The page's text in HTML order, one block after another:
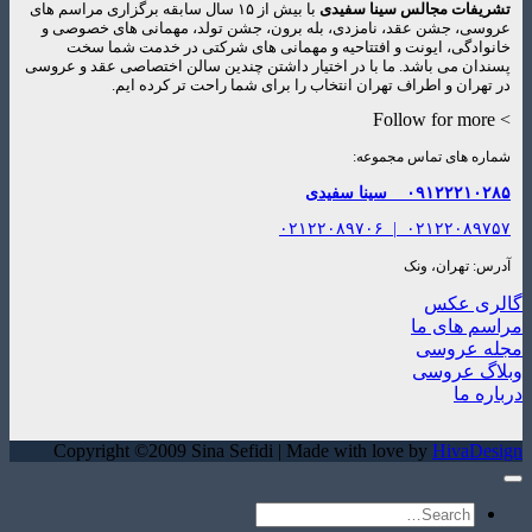
مجالس سینا سفیدی
با بیش از ۱۵ سال سابقه برگزاری مراسم های
جشن عقد، نامزدی، بله برون، جشن تولد، مهمانی های خصوصی و
ایونت و افتتاحیه و مهمانی های شرکتی در خدمت شما سخت
می باشد. ما با در اختیار داشتن چندین سالن اختصاصی عقد و عروسی
و اطراف تهران انتخاب را برای شما راحت تر کرده ایم.
های تماس مجموعه:
سینا سفیدی
| ۰۲۱۲۲۰۸۹۷۰۶
تهران، ونک
عکس
های ما
عروسی
عروسی
ما
Copyright ©2009 Sina Sefidi | Made with love by